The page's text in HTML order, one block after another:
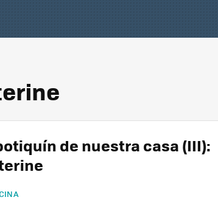
de nuestra casa (III):